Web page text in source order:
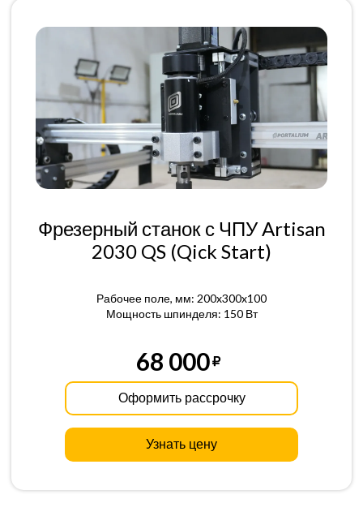
Фрезерный станок с ЧПУ Artisan
2030 QS (Qick Start)
Рабочее поле, мм: 200x300x100
Мощность шпинделя: 150 Вт
68 000
Оформить рассрочку
Узнать цену